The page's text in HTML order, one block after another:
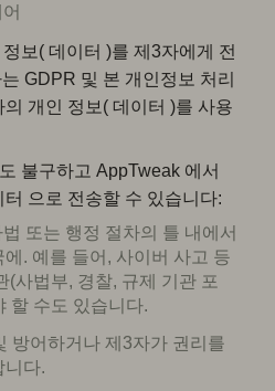
보( 데이터 )를 제3자에게 전
GDPR 및 본 개인정보 처리
개인 정보( 데이터 )를 사용
불구하고 AppTweak 에서
으로 전송할 수 있습니다:
또는 행정 절차의 틀 내에서
. 예를 들어, 사이버 사고 등
(사법부, 경찰, 규제 기관 포
할 수도 있습니다.
방어하거나 제3자가 권리를
니다.